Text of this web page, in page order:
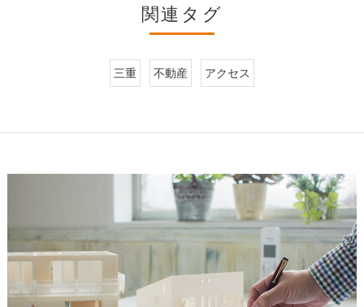
関連タグ
三重 不動産 アクセス